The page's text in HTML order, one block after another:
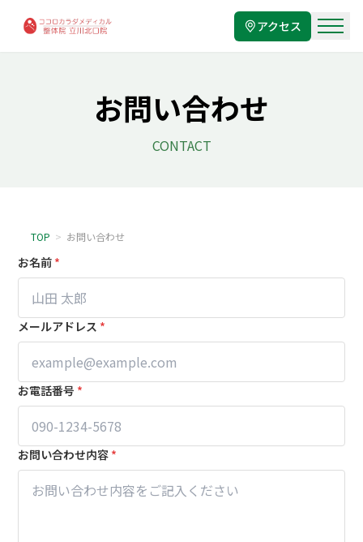
アクセス
お問い合わせ
CONTACT
TOP > お問い合わせ
お名前 *
メールアドレス *
お電話番号 *
お問い合わせ内容 *